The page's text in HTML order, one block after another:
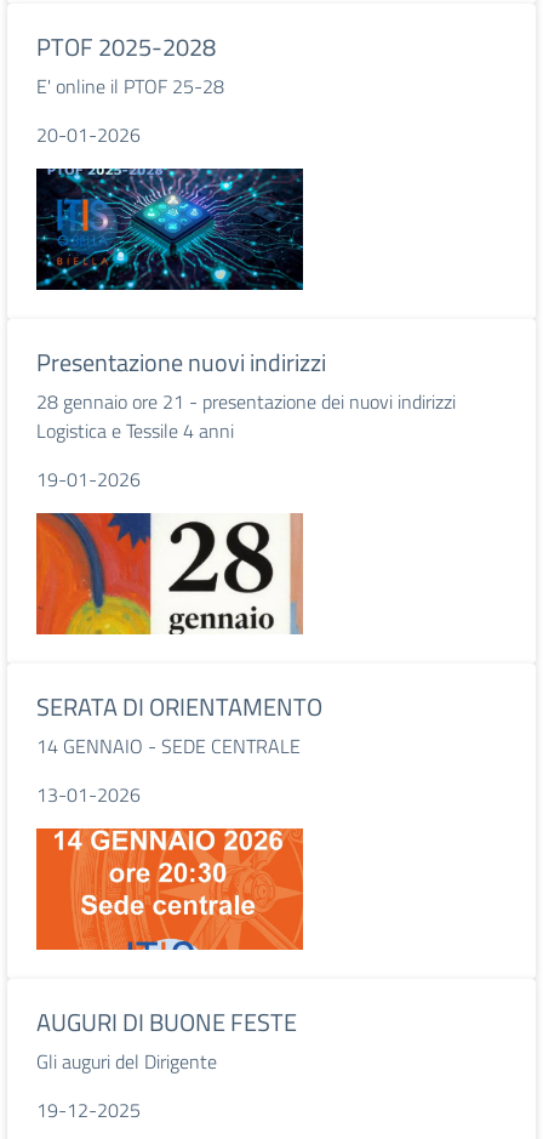
PTOF 2025-2028
E' online il PTOF 25-28
20-01-2026
Presentazione nuovi indirizzi
28 gennaio ore 21 - presentazione dei nuovi indirizzi
Logistica e Tessile 4 anni
19-01-2026
SERATA DI ORIENTAMENTO
14 GENNAIO - SEDE CENTRALE
13-01-2026
AUGURI DI BUONE FESTE
Gli auguri del Dirigente
19-12-2025